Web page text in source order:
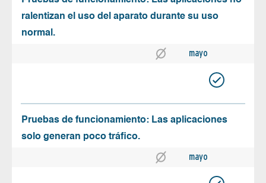
ralentizan el uso del aparato durante su uso
normal.
mayo
Pruebas de funcionamiento: Las aplicaciones
solo generan poco tráfico.
mayo